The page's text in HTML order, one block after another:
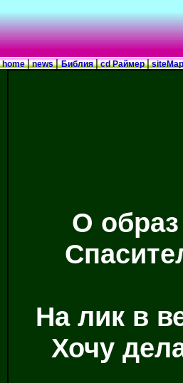
home|news|Библия|cd Раймер|siteMap
О
На лик в
Хочу